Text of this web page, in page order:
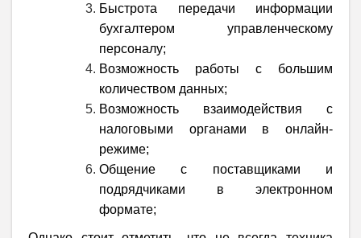
Быстрота передачи информации
бухгалтером управленческому
персоналу;
Возможность работы с большим
количеством данных;
Возможность взаимодействия с
налоговыми органами в онлайн-
режиме;
Общение с поставщиками и
подрядчиками в электронном
формате;